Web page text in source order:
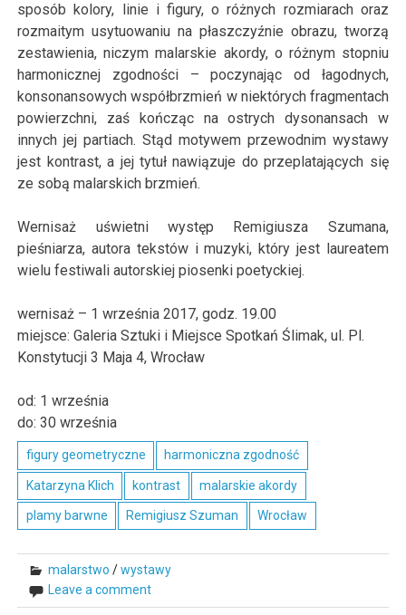
sposób kolory, linie i figury, o różnych rozmiarach oraz
rozmaitym usytuowaniu na płaszczyźnie obrazu, tworzą
zestawienia, niczym malarskie akordy, o różnym stopniu
harmonicznej zgodności – poczynając od łagodnych,
konsonansowych współbrzmień w niektórych fragmentach
powierzchni, zaś kończąc na ostrych dysonansach w
innych jej partiach. Stąd motywem przewodnim wystawy
jest kontrast, a jej tytuł nawiązuje do przeplatających się
ze sobą malarskich brzmień.
Wernisaż uświetni występ Remigiusza Szumana,
pieśniarza, autora tekstów i muzyki, który jest laureatem
wielu festiwali autorskiej piosenki poetyckiej.
wernisaż – 1 września 2017, godz. 19.00
miejsce:Galeria Sztuki i Miejsce Spotkań Ślimak,ul. Pl.
Konstytucji 3 Maja 4,Wrocław
od: 1 września
do: 30 września
figury geometryczne harmoniczna zgodność
Katarzyna Klich kontrast malarskie akordy
plamy barwne Remigiusz Szuman Wrocław
malarstwo /wystawy
Leave a comment